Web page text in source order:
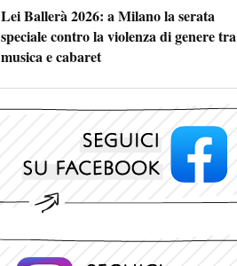
Lei Ballerà 2026: a Milano la serata
speciale contro la violenza di genere tra
musica e cabaret